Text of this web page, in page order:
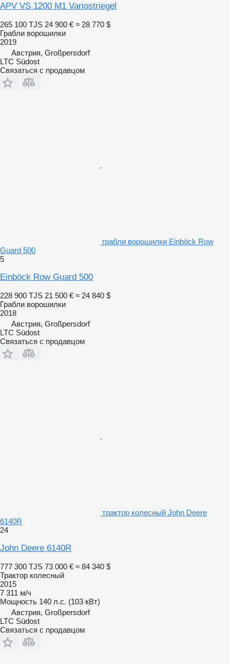
APV VS 1200 M1 Variostriegel
265 100 TJS 24 900 € ≈ 28 770 $
Грабли ворошилки
2019
Австрия, Großpersdorf
LTC Südost
Связаться с продавцом
грабли ворошилки Einböck Row
Guard 500
5
Einböck Row Guard 500
228 900 TJS 21 500 € ≈ 24 840 $
Грабли ворошилки
2018
Австрия, Großpersdorf
LTC Südost
Связаться с продавцом
трактор колесный John Deere
6140R
24
John Deere 6140R
777 300 TJS 73 000 € ≈ 84 340 $
Трактор колесный
2015
7 311 м/ч
Мощность 140 л.с. (103 кВт)
Австрия, Großpersdorf
LTC Südost
Связаться с продавцом